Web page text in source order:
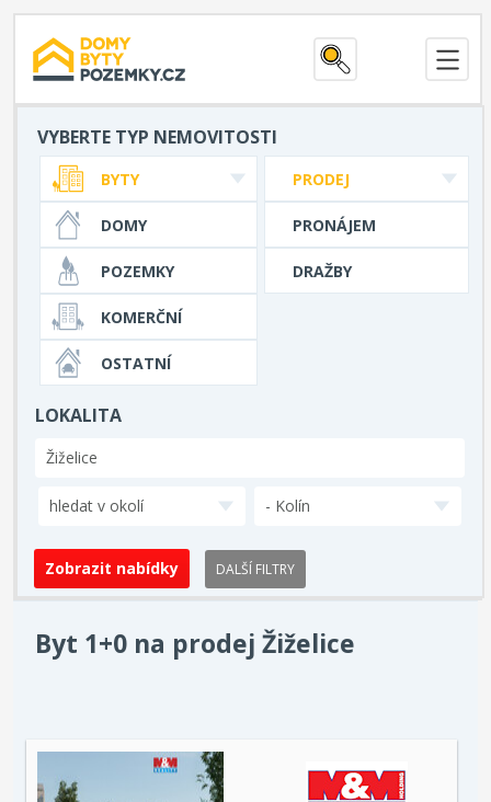
VYBERTE TYP NEMOVITOSTI
PRODEJ
PRONÁJEM
DRAŽBY
BYTY
DOMY
POZEMKY
KOMERČNÍ
OSTATNÍ
LOKALITA
hledat v okolí - Kolín
DALŠÍ FILTRY
Byt 1+0 na prodej Žiželice